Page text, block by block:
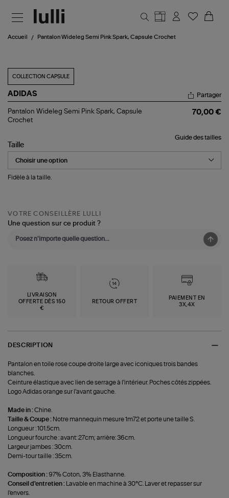
Accueil Pantalon Wideleg Semi Pink Spark, Capsule Crochet
COLLECTION CAPSULE
ADIDAS
Pantalon
Wideleg
Spark,
Capsule
Crochet
Partager
Pantalon Wideleg Semi Pink Spark, Capsule
Crochet
70,00 €
Guide des tailles
Taille
Fidèle à la taille.
VOTRE CONSEILLÈRE LULLI
Une question sur ce produit ?
LIVRAISON
OFFERTE DÈS 150
€
RETOUR OFFERT
PAIEMENT EN
3X,4X
DESCRIPTION
Pantalon en toile rose coupe droite large avec iconiques trois bandes
blanches.
Ceinture élastique avec lien de serrage à l'intérieur. Poches côtés zippées.
Logo Adidas orange sur l'avant gauche.
Made in :Chine.
Taille & Coupe : Notre mannequin mesure 1m72 et porte une taille S.
Longueur : 101.5cm.
Longueur fourche : avant: 27cm; arrière: 36cm.
Largeur jambes : 30cm.
Demi-tour taille : 35cm.
Composition : 97% Coton, 3% Elasthanne.
Conseil d'entretien :
Lavable en machine à 30°C. Laver et repasser sur
l'envers.